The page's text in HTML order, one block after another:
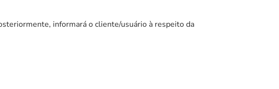
informará o cliente/usuário à respeito da